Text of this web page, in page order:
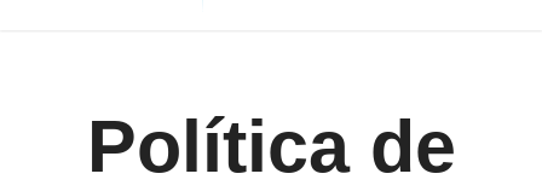
Política de